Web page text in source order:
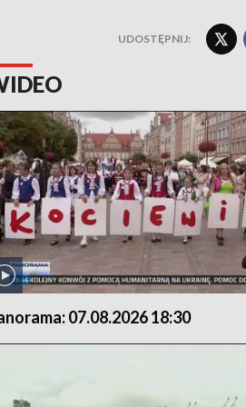
UDOSTĘPNIJ:
07.08.2026 18:30